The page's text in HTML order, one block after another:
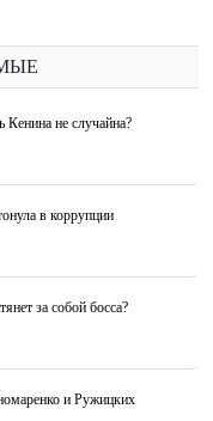
Кенина не случайна?
в коррупции
за собой босса?
и Ружицких